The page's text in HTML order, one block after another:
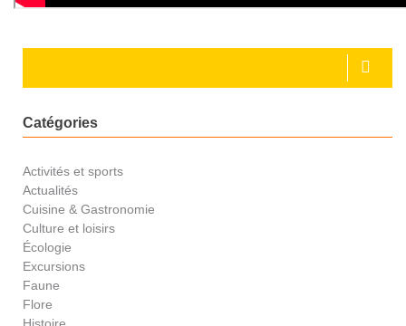
Catégories
Activités et sports
Actualités
Cuisine & Gastronomie
Culture et loisirs
Écologie
Excursions
Faune
Flore